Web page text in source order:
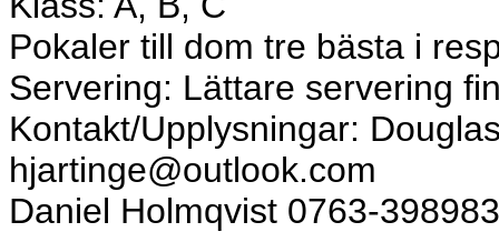
Pokaler till dom tre bästa i
Servering: Lättare servering
Kontakt/Upplysningar:
hjartinge@outlook.com
Daniel Holmqvist 0763-